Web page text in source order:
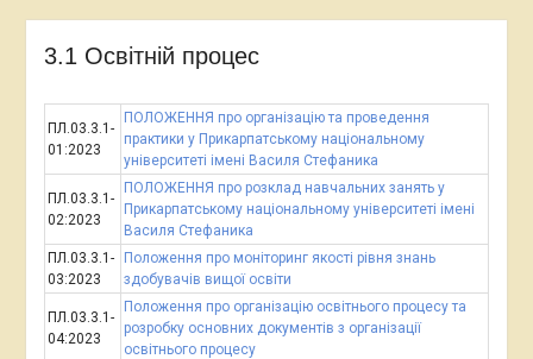
3.1 Освітній процес
ПЛ.03.3.1-
01:2023
ПОЛОЖЕННЯ про організацію та проведення
практики у Прикарпатському національному
університеті імені Василя Стефаника
ПЛ.03.3.1-
02:2023
ПОЛОЖЕННЯ про розклад навчальних занять у
Прикарпатському національному університеті імені
Василя Стефаника
ПЛ.03.3.1-
03:2023
Положення про моніторинг якості рівня знань
здобувачів вищої освіти
ПЛ.03.3.1-
04:2023
Положення про організацію освітнього процесу та
розробку основних документів з організації
освітнього процесу